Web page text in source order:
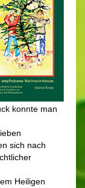
konnte man
sich nach
Heiligen